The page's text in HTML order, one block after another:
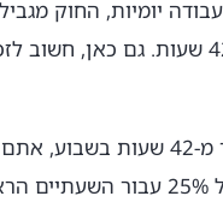
יומיות, החוק
עבודה רגיל מוגבל ל-42 שעות.
אם אתם עובדים יותר מ-